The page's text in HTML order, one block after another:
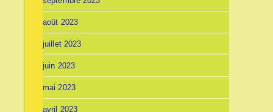
août 2023
juillet 2023
juin 2023
mai 2023
avril 2023